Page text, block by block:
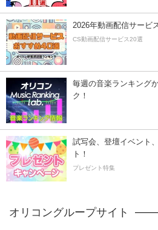
2026年動画配信サービ
CS動画配信サービス20選
毎週の音楽ランキング
ク！
試写会、登壇イベント
ト！
プレゼント特集
オリコングループサイト